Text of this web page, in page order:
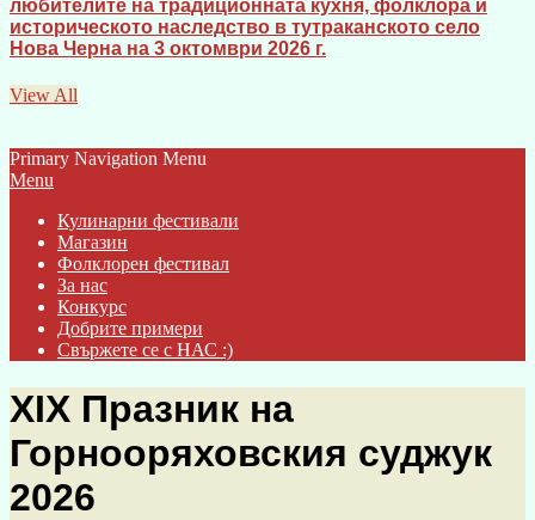
любителите на традиционната кухня, фолклора и
историческото наследство в тутраканското село
Нова Черна на 3 октомври 2026 г.
View All
Primary Navigation Menu
Menu
Кулинарни фестивали
Магазин
Фолклорен фестивал
За нас
Конкурс
Добрите примери
Свържете се с НАС :)
XIX Празник на
Горнооряховския суджук
2026